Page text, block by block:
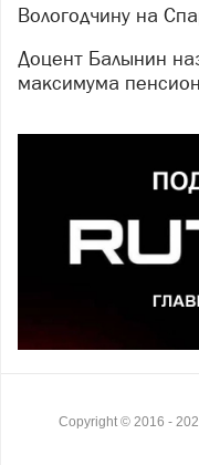
Вологодчину на
Доцент Балынин назвал зарплату для получения
максимума
Copyright © 2016 -